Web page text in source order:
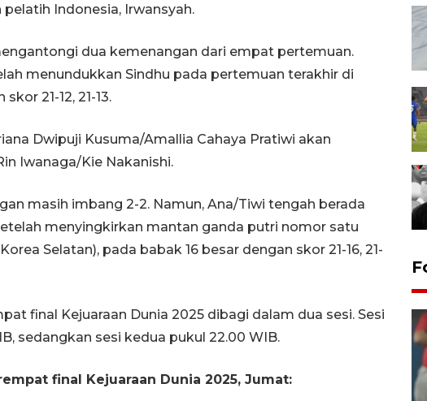
Indonesia, Irwansyah.
dua kemenangan dari empat pertemuan.
menundukkan Sindhu pada pertemuan terakhir di
21-12, 21-13.
Dwipuji Kusuma/Amallia Cahaya Pratiwi akan
Iwanaga/Kie Nakanishi.
masih imbang 2-2. Namun, Ana/Tiwi tengah berada
menyingkirkan mantan ganda putri nomor satu
Selatan), pada babak 16 besar dengan skor 21-16, 21-
final Kejuaraan Dunia 2025 dibagi dalam dua sesi. Sesi
sedangkan sesi kedua pukul 22.00 WIB.
final Kejuaraan Dunia 2025, Jumat: